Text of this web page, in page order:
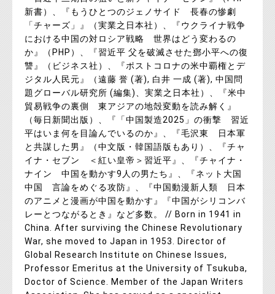
新書）、『もうひとつのジェノサイド 長春の惨劇
「チャーズ」』（実業之日本社）、『ウクライナ戦争
における中国の対ロシア戦略 世界はどう変わるの
か』（PHP）、『習近平 父を破滅させた鄧小平への復
讐』（ビジネス社）、『ポストコロナの米中覇権とデ
ジタル人民元』（遠藤 誉 (著), 白井 一成 (著), 中国問
題グローバル研究所 (編集)、実業之日本社）、『米中
貿易戦争の裏側 東アジアの地殻変動を読み解く』
（毎日新聞出版）、『「中国製造2025」の衝撃 習近
平はいま何を目論んでいるのか』、『毛沢東 日本軍
と共謀した男』（中文版・韓国語版もあり）、『チャ
イナ・セブン ＜紅い皇帝＞習近平』、『チャイナ・
ナイン 中国を動かす9人の男たち』、『ネット大国
中国 言論をめぐる攻防』、『中国動漫新人類 日本
のアニメと漫画が中国を動かす』『中国がシリコンバ
レーとつながるとき』など多数。 // Born in 1941 in
China. After surviving the Chinese Revolutionary
War, she moved to Japan in 1953. Director of
Global Research Institute on Chinese Issues,
Professor Emeritus at the University of Tsukuba,
Doctor of Science. Member of the Japan Writers